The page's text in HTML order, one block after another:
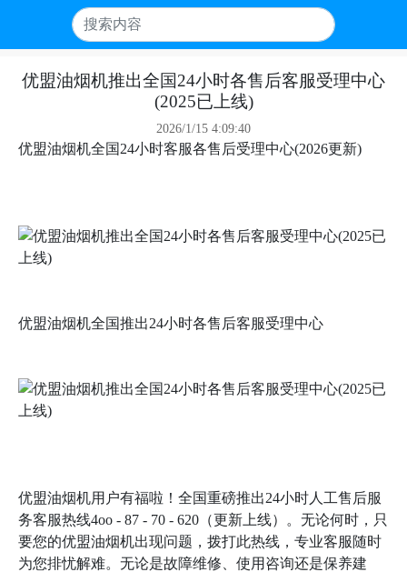
优盟油烟机推出全国24小时各售后客服受理中心
(2025已上线)
2026/1/15 4:09:40
优盟油烟机全国24小时客服各售后受理中心(2026更新)
优盟油烟机全国推出24小时各售后客服受理中心
优盟油烟机用户有福啦！全国重磅推出24小时人工售后服
务客服热线4oo - 87 - 70 - 620（更新上线）。无论何时，只
要您的优盟油烟机出现问题，拨打此热线，专业客服随时
为您排忧解难。无论是故障维修、使用咨询还是保养建